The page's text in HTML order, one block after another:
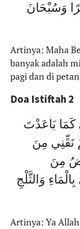
وَسُبْحَانَ
Artinya: Maha
banyak adalah
pagi dan di
Doa Istiftah 2
كَمَا بَاعَدْتَ
نَقِّنِي مِنَ
مِنَ
وَالثَّلْجِ
Artinya: Ya